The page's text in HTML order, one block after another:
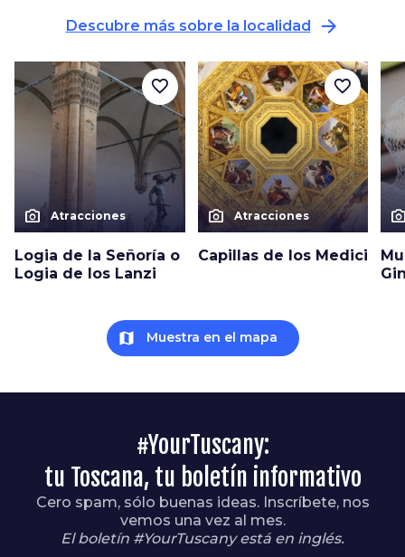
Descubre más sobre la localidad arrow_forward
photo_camera Atracciones
Logia de la Señoría o
Logia de los Lanzi
favorite_border
photo_camera Atracciones
Capillas de los Medici
favorite_border
map Muestra en el mapa
#YourTuscany:
tu Toscana, tu boletín informativo
Cero spam, sólo buenas ideas. Inscríbete, nos
vemos una vez al mes.
El boletín #YourTuscany está en inglés.